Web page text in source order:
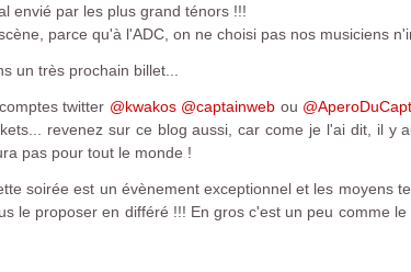
envié par les plus grand ténors !!!
parce qu'à l'ADC, on ne choisi pas nos musiciens
un très prochain billet...
twitter @kwakos @captainweb ou
revenez sur ce blog aussi, car come je l'ai dit, il y
pas pour tout le monde !
soirée est un évènement exceptionnel et les moyens
le proposer en différé !!! En gros c'est un peu comme